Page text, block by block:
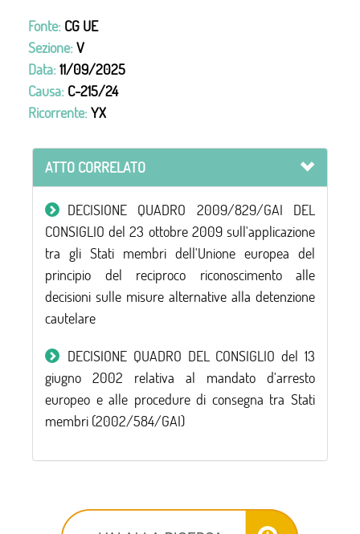
Fonte: CG UE
Sezione:V
Data:11/09/2025
Causa: C-215/24
Ricorrente:YX
ATTO CORRELATO
DECISIONE QUADRO 2009/829/GAI DEL
CONSIGLIO del 23 ottobre 2009 sull'applicazione
tra gli Stati membri dell'Unione europea del
principio del reciproco riconoscimento alle
decisioni sulle misure alternative alla detenzione
cautelare
DECISIONE QUADRO DEL CONSIGLIO del 13
giugno 2002 relativa al mandato d'arresto
europeo e alle procedure di consegna tra Stati
membri (2002/584/GAI)